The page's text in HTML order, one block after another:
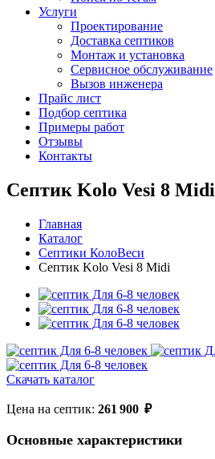
Услуги
Проектирование
Доставка септиков
Монтаж и установка
Сервисное обслуживание
Вызов инженера
Прайс лист
Подбор септика
Примеры работ
Отзывы
Контакты
Септик Kolo Vesi 8 Midi
Главная
Каталог
Септики КолоВеси
Септик Kolo Vesi 8 Midi
Скачать каталог
Цена на септик: 261 900 ₽
Основные характеристики